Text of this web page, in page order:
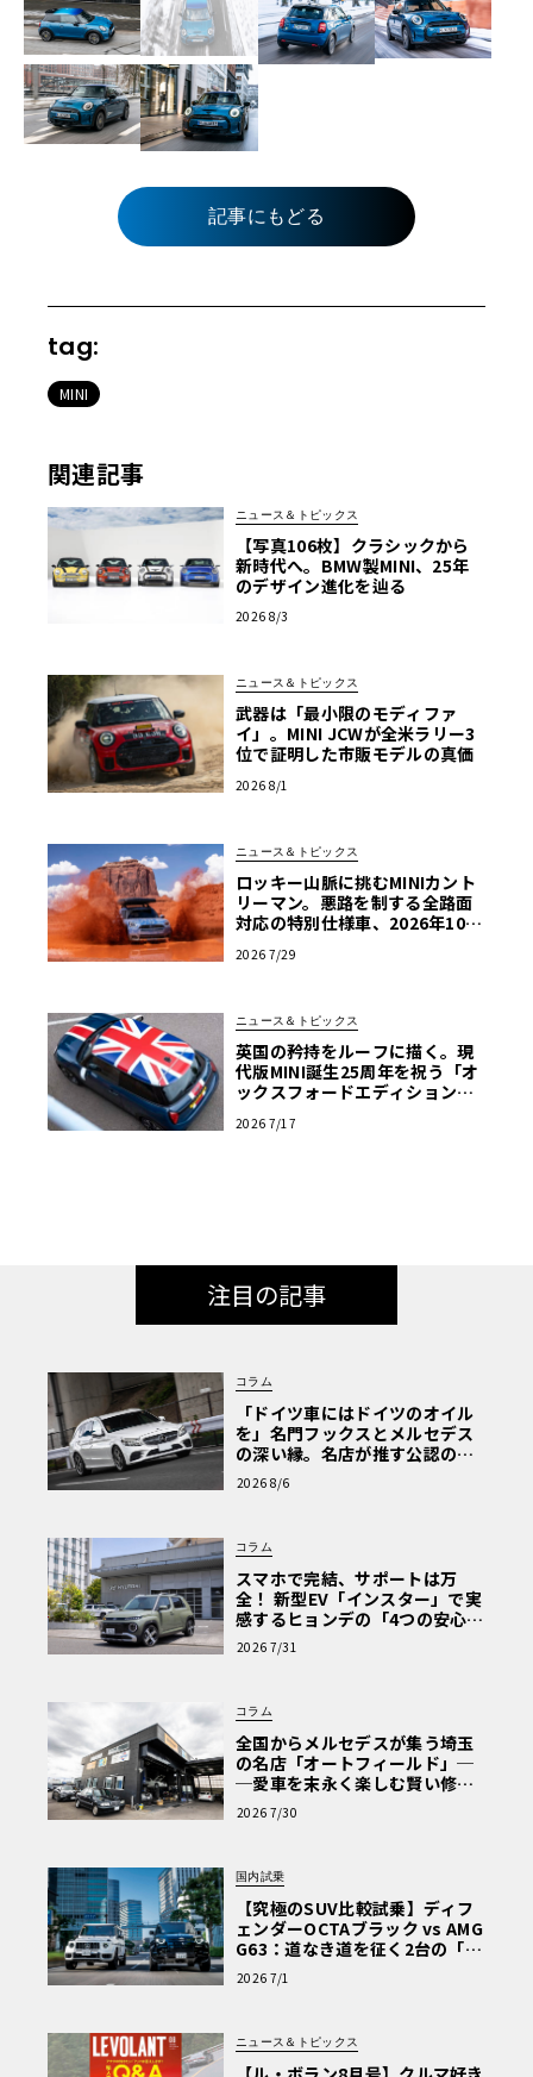
記事にもどる
tag:
MINI
関連記事
ニュース＆トピックス
【写真106枚】クラシックから
新時代へ。BMW製MINI、25年
のデザイン進化を辿る
2026 8/3
ニュース＆トピックス
武器は「最小限のモディファ
イ」。MINI JCWが全米ラリー3
位で証明した市販モデルの真価
2026 8/1
ニュース＆トピックス
ロッキー山脈に挑むMINIカント
リーマン。悪路を制する全路面
対応の特別仕様車、2026年10月
2026 7/29
ニュース＆トピックス
英国の矜持をルーフに描く。現
代版MINI誕生25周年を祝う「オ
ックスフォードエディション」
2026 7/17
注目の記事
コラム
「ドイツ車にはドイツのオイル
を」名門フックスとメルセデス
の深い縁。名店が推す公認の安
心と、Cクラスで味わうシルキー
な走り〈PR〉
2026 8/6
コラム
スマホで完結、サポートは万
全！ 新型EV「インスター」で実
感するヒョンデの「4つの安心」
【第1回・ヒョンデ6つの疑問：
Why? Hyundai?】〈PR〉
2026 7/31
コラム
全国からメルセデスが集う埼玉
の名店「オートフィールド」─
─愛車を末永く楽しむ賢い修理
術と、プロがフックス製オイル
を選ぶ理由〈PR〉
2026 7/30
国内試乗
【究極のSUV比較試乗】ディフ
ェンダーOCTAブラック vs AMG
G63：道なき道を征く2台の「対
極的アプローチ」
2026 7/1
ニュース＆トピックス